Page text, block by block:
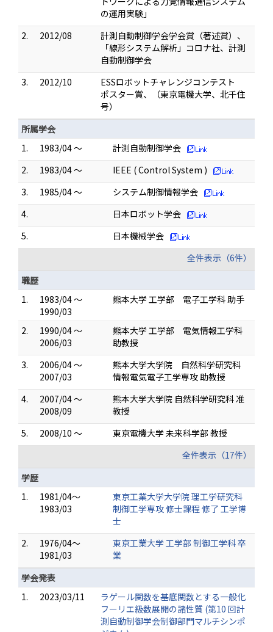
の運用実験」
2.
2012/08
計測自動制御学会学会賞（著述賞）、
「線形システム解析」コロナ社、計測
自動制御学会
3.
2012/10
ESSロボットチャレンジコンテスト
ポスター賞、（東京電機大学、北千住
号）
所属学会
1.
1983/04 ～
計測自動制御学会
2.
1983/04 ～
IEEE ( Control System )
3.
1985/04 ～
システム制御情報学会
4.
日本ロボット学会
5.
日本機械学会
全件表示（6件）
職歴
1.
1983/04 ～
1990/03
熊本大学 工学部 電子工学科 助手
2.
1990/04 ～
2006/03
熊本大学 工学部 電気情報工学科
助教授
3.
2006/04 ～
2007/03
熊本大学大学院 自然科学研究科
情報電気電子工学専攻 助教授
4.
2007/04 ～
2008/09
熊本大学大学院 自然科学研究科 准
教授
5.
2008/10 ～
東京電機大学 未来科学部 教授
全件表示（17件）
学歴
1.
1981/04～
1983/03
東京工業大学大学院 理工学研究科
制御工学専攻 修士課程 修了 工学博
士
2.
1976/04～
1981/03
東京工業大学 工学部 制御工学科 卒
業
学会発表
1.
2023/03/11
ラゲール関数を基底関数とする一般化
フーリエ級数展開の諸性質 (第10 回計
測自動制御学会制御部門マルチシンポ